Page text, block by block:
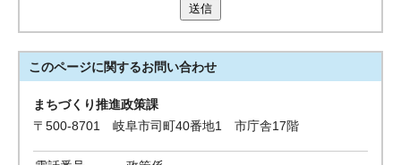
送信
このページに関するお問い合わせ
まちづくり推進政策課
〒500-8701 岐阜市司町40番地1 市庁舎17階